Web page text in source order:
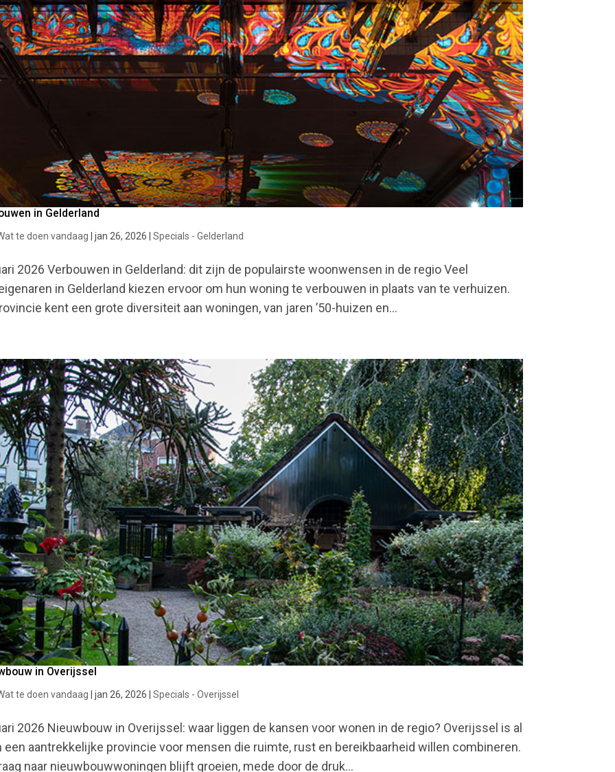
in Gelderland
te doen vandaag |jan 26, 2026 |Specials - Gelderland
2026 Verbouwen in Gelderland: dit zijn de populairste woonwensen in de regio Veel
in Gelderland kiezen ervoor om hun woning te verbouwen in plaats van te verhuizen.
kent een grote diversiteit aan woningen, van jaren ’50-huizen en...
in Overijssel
te doen vandaag |jan 26, 2026 |Specials - Overijssel
2026 Nieuwbouw in Overijssel: waar liggen de kansen voor wonen in de regio? Overijssel is al
een aantrekkelijke provincie voor mensen die ruimte, rust en bereikbaarheid willen combineren.
naar nieuwbouwwoningen blijft groeien, mede door de druk...